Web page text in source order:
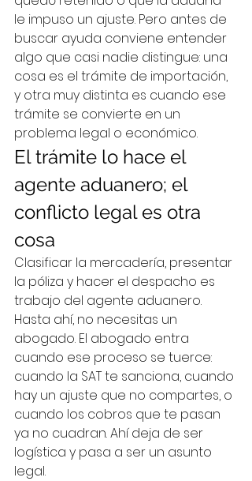
le impuso un ajuste. Pero antes de
buscar ayuda conviene entender
algo que casi nadie distingue: una
cosa es el trámite de importación,
y otra muy distinta es cuando ese
trámite se convierte en un
problema legal o económico.
El trámite lo hace el
agente aduanero; el
conflicto legal es otra
cosa
Clasificar la mercadería, presentar
la póliza y hacer el despacho es
trabajo del agente aduanero.
Hasta ahí, no necesitas un
abogado. El abogado entra
cuando ese proceso se tuerce:
cuando la SAT te sanciona, cuando
hay un ajuste que no compartes, o
cuando los cobros que te pasan
ya no cuadran. Ahí deja de ser
logística y pasa a ser un asunto
legal.